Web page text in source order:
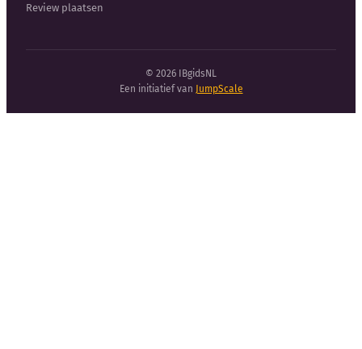
Review plaatsen
© 2026 IBgidsNL
Een initiatief van JumpScale